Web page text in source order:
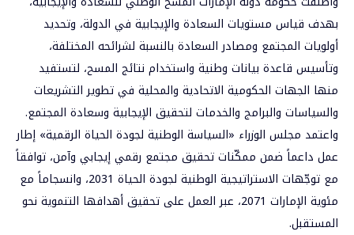
بهدف قياس مستويات السعادة والإيجابية في الدولة، وتحديد
أولويات المجتمع ومصادر السعادة بالنسبة لشرائحه المختلفة،
وتأسيس قاعدة بيانات وطنية واستخدام نتائج المسح، لتستفيد
منها الجهات الحكومية الاتحادية والمحلية في تطوير التشريعات
والسياسات والبرامج والخدمات لتحقيق الإيجابية وسعادة المجتمع.
واعتمد مجلس الوزراء «السياسة الوطنية لجودة الحياة الرقمية» إطار
عمل داعماً ضمن ممكّنات تحقيق مجتمع رقمي إيجابي وآمن، توافقاً
مع توجّهات الاستراتيجية الوطنية لجودة الحياة 2031، وانسجاماً مع
مئوية الإمارات 2071، عبر العمل على تحقيق أهدافها التنموية نحو
المستقبل.